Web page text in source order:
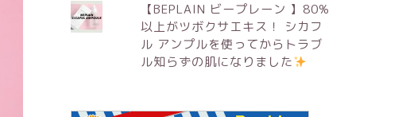
【BEPLAIN ビープレーン 】80%
以上がツボクサエキス！ シカフ
ル アンプルを使ってからトラブ
ル知らずの肌になりました